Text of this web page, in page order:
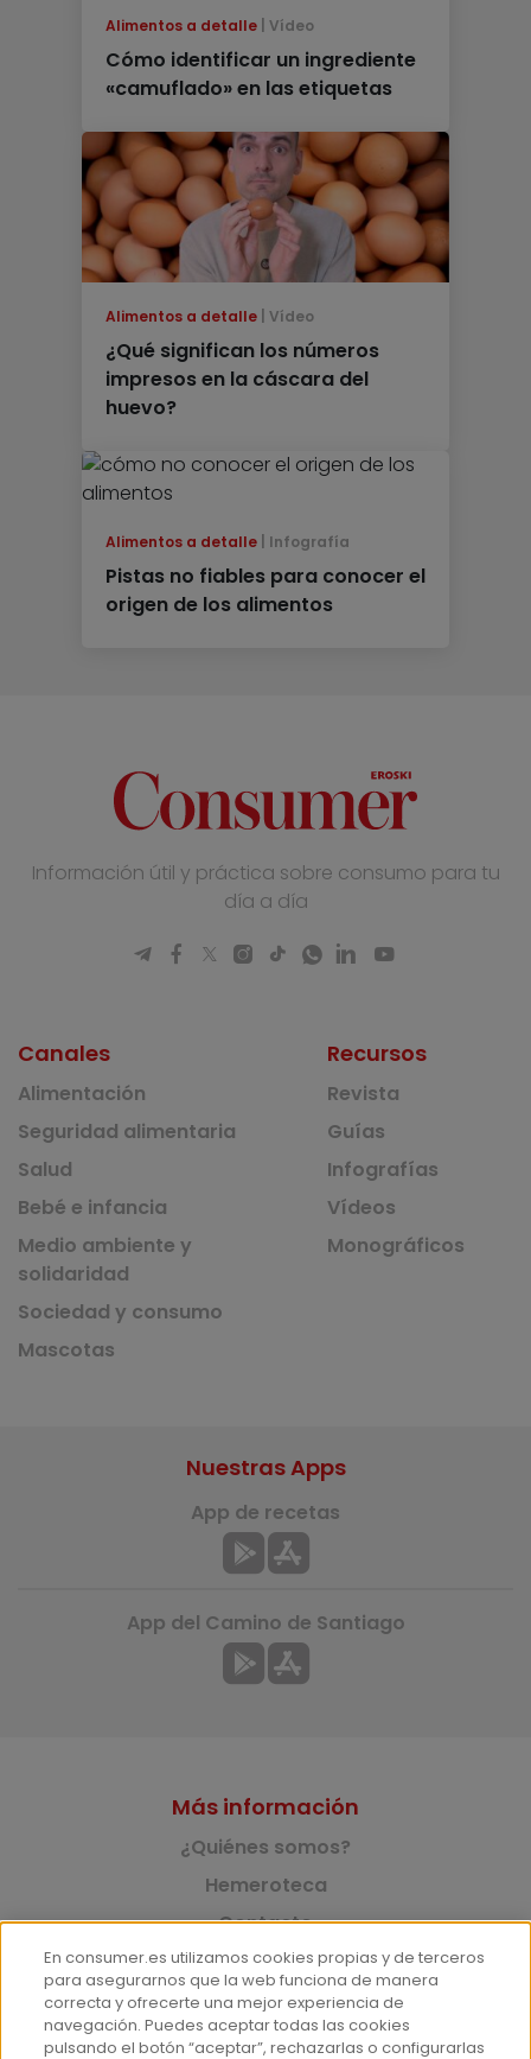
Alimentos a detalle Vídeo
Cómo identificar un ingrediente
«camuflado» en las etiquetas
Alimentos a detalle Vídeo
¿Qué significan los números
impresos en la cáscara del
huevo?
Alimentos a detalle Infografía
Pistas no fiables para conocer el
origen de los alimentos
Información útil y práctica sobre consumo para tu
día a día
Canales
Alimentación
Seguridad alimentaria
Salud
Bebé e infancia
Medio ambiente y
solidaridad
Sociedad y consumo
Mascotas
Recursos
Revista
Guías
Infografías
Vídeos
Monográficos
Más información
¿Quiénes somos?
Hemeroteca
Contacto
Prensa
Corpus Lingüístico Consumer
Nuestras Apps
App de recetas
App del Camino de Santiago
En consumer.es utilizamos cookies propias y de terceros
para asegurarnos que la web funciona de manera
correcta y ofrecerte una mejor experiencia de
navegación. Puedes aceptar todas las cookies
pulsando el botón “aceptar”, rechazarlas o configurarlas